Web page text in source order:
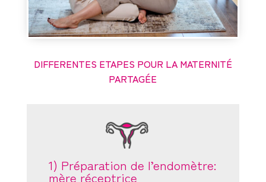
DIFFERENTES ETAPES POUR LA MATERNITÉ
PARTAGÉE
1) Préparation de l’endomètre:
mère réceptrice